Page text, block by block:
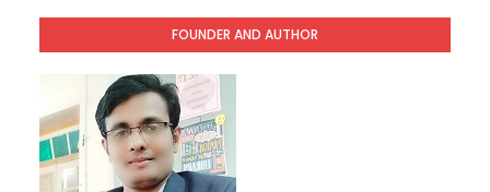
FOUNDER AND AUTHOR